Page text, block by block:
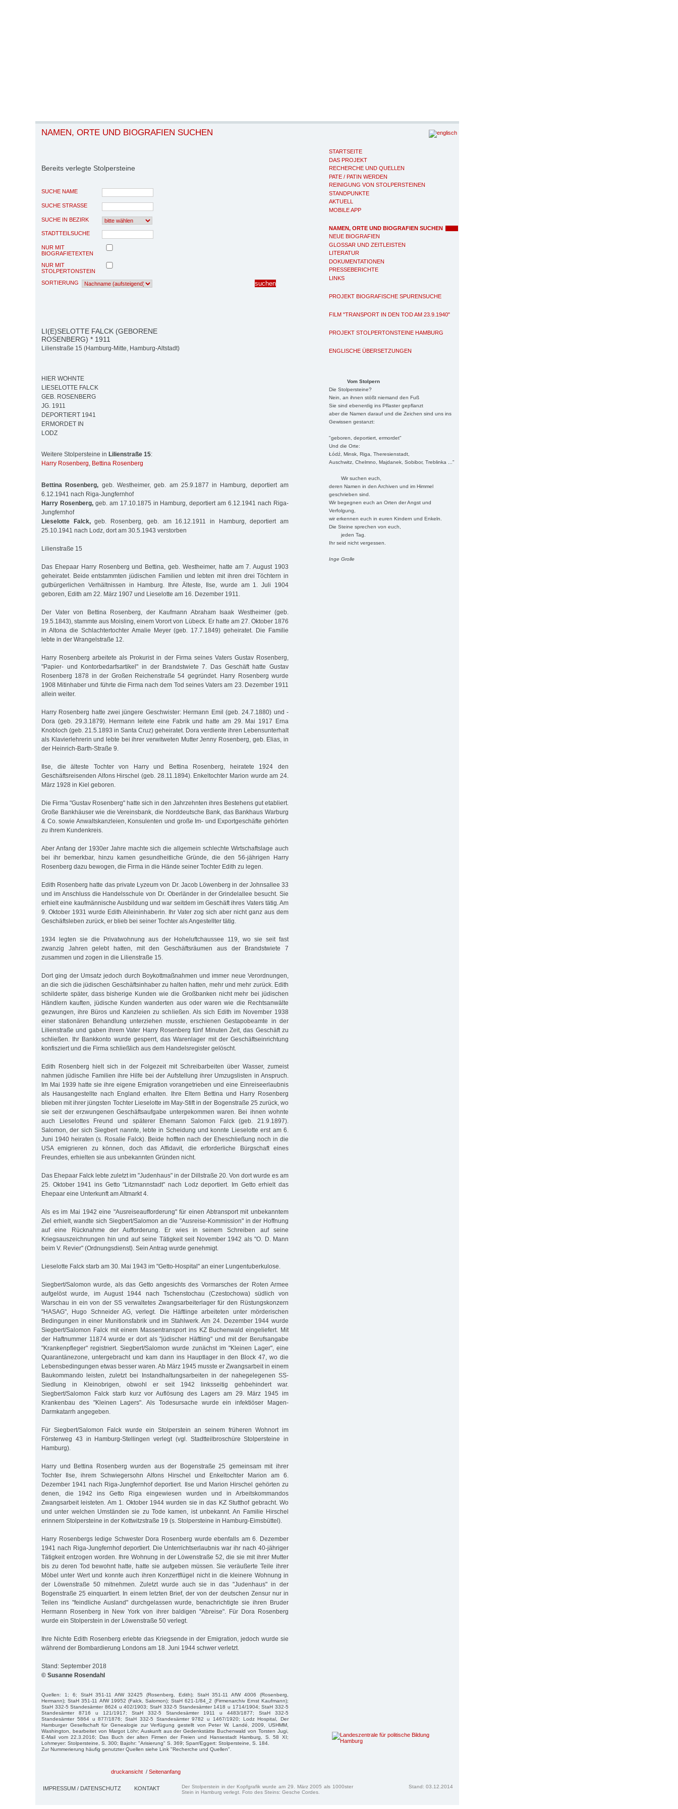
STARTSEITE
DAS PROJEKT
RECHERCHE UND QUELLEN
PATE / PATIN WERDEN
REINIGUNG VON STOLPERSTEINEN
STANDPUNKTE
AKTUELL
MOBILE APP
NAMEN, ORTE UND BIOGRAFIEN SUCHEN
NEUE BIOGRAFIEN
GLOSSAR UND ZEITLEISTEN
LITERATUR
DOKUMENTATIONEN
PRESSEBERICHTE
LINKS
PROJEKT BIOGRAFISCHE SPURENSUCHE
FILM "TRANSPORT IN DEN TOD AM 23.9.1940"
PROJEKT STOLPERTONSTEINE HAMBURG
ENGLISCHE ÜBERSETZUNGEN
Vom Stolpern
Die Stolpersteine?
Nein, an ihnen stößt niemand den Fuß
Sie sind ebenerdig ins Pflaster gepflanzt
aber die Namen darauf und die Zeichen sind uns ins
Gewissen gestanzt:
"geboren, deportiert, ermordet"
Und die Orte:
Łódź, Minsk, Riga, Theresienstadt,
Auschwitz, Chelmno, Majdanek, Sobibor, Treblinka ..."
Wir suchen euch,
deren Namen in den Archiven und im Himmel
geschrieben sind.
Wir begegnen euch an Orten der Angst und
Verfolgung,
wir erkennen euch in euren Kindern und Enkeln.
Die Steine sprechen von euch,
jeden Tag.
Ihr seid nicht vergessen.
Inge Grolle
NAMEN, ORTE UND BIOGRAFIEN SUCHEN
Bereits verlegte Stolpersteine
SUCHE NAME
SUCHE STRASSE
SUCHE IN BEZIRK
STADTTEILSUCHE
NUR MIT
BIOGRAFIETEXTEN
NUR MIT
STOLPERTONSTEIN
SORTIERUNG
LI(E)SELOTTE FALCK (GEBORENE
ROSENBERG) * 1911
Lilienstraße 15 (Hamburg-Mitte, Hamburg-Altstadt)
HIER WOHNTE
LIESELOTTE FALCK
GEB. ROSENBERG
JG. 1911
DEPORTIERT 1941
ERMORDET IN
LODZ
Weitere Stolpersteine in Lilienstraße 15:
Harry Rosenberg, Bettina Rosenberg
Bettina Rosenberg, geb. Westheimer, geb. am 25.9.1877 in Hamburg, deportiert am
6.12.1941 nach Riga-Jungfernhof
Harry Rosenberg,geb. am 17.10.1875 in Hamburg, deportiert am 6.12.1941 nach Riga-
Jungfernhof
Lieselotte Falck,geb. Rosenberg, geb. am 16.12.1911 in Hamburg, deportiert am
25.10.1941 nach Lodz, dort am 30.5.1943 verstorben
Lilienstraße 15
Das Ehepaar Harry Rosenberg und Bettina, geb. Westheimer, hatte am 7. August 1903
geheiratet. Beide entstammten jüdischen Familien und lebten mit ihren drei Töchtern in
gutbürgerlichen Verhältnissen in Hamburg. Ihre Älteste, Ilse, wurde am 1. Juli 1904
geboren, Edith am 22. März 1907 und Lieselotte am 16. Dezember 1911.
Der Vater von Bettina Rosenberg, der Kaufmann Abraham Isaak Westheimer (geb.
19.5.1843), stammte aus Moisling, einem Vorort von Lübeck. Er hatte am 27. Oktober 1876
in Altona die Schlachtertochter Amalie Meyer (geb. 17.7.1849) geheiratet. Die Familie
lebte in der Wrangelstraße 12.
Harry Rosenberg arbeitete als Prokurist in der Firma seines Vaters Gustav Rosenberg,
"Papier- und Kontorbedarfsartikel" in der Brandstwiete 7. Das Geschäft hatte Gustav
Rosenberg 1878 in der Großen Reichenstraße 54 gegründet. Harry Rosenberg wurde
1908 Mitinhaber und führte die Firma nach dem Tod seines Vaters am 23. Dezember 1911
allein weiter.
Harry Rosenberg hatte zwei jüngere Geschwister: Hermann Emil (geb. 24.7.1880) und -
Dora (geb. 29.3.1879). Hermann leitete eine Fabrik und hatte am 29. Mai 1917 Erna
Knobloch (geb. 21.5.1893 in Santa Cruz) geheiratet. Dora verdiente ihren Lebensunterhalt
als Klavierlehrerin und lebte bei ihrer verwitweten Mutter Jenny Rosenberg, geb. Elias, in
der Heinrich-Barth-Straße 9.
Ilse, die älteste Tochter von Harry und Bettina Rosenberg, heiratete 1924 den
Geschäftsreisenden Alfons Hirschel (geb. 28.11.1894). Enkeltochter Marion wurde am 24.
März 1928 in Kiel geboren.
Die Firma "Gustav Rosenberg" hatte sich in den Jahrzehnten ihres Bestehens gut etabliert.
Große Bankhäuser wie die Vereinsbank, die Norddeutsche Bank, das Bankhaus Warburg
& Co. sowie Anwaltskanzleien, Konsulenten und große Im- und Exportgeschäfte gehörten
zu ihrem Kundenkreis.
Aber Anfang der 1930er Jahre machte sich die allgemein schlechte Wirtschaftslage auch
bei ihr bemerkbar, hinzu kamen gesundheitliche Gründe, die den 56-jährigen Harry
Rosenberg dazu bewogen, die Firma in die Hände seiner Tochter Edith zu legen.
Edith Rosenberg hatte das private Lyzeum von Dr. Jacob Löwenberg in der Johnsallee 33
und im Anschluss die Handelsschule von Dr. Oberländer in der Grindelallee besucht. Sie
erhielt eine kaufmännische Ausbildung und war seitdem im Geschäft ihres Vaters tätig. Am
9. Oktober 1931 wurde Edith Alleininhaberin. Ihr Vater zog sich aber nicht ganz aus dem
Geschäftsleben zurück, er blieb bei seiner Tochter als Angestellter tätig.
1934 legten sie die Privatwohnung aus der Hoheluftchaussee 119, wo sie seit fast
zwanzig Jahren gelebt hatten, mit den Geschäftsräumen aus der Brandstwiete 7
zusammen und zogen in die Lilienstraße 15.
Dort ging der Umsatz jedoch durch Boykottmaßnahmen und immer neue Verordnungen,
an die sich die jüdischen Geschäftsinhaber zu halten hatten, mehr und mehr zurück. Edith
schilderte später, dass bisherige Kunden wie die Großbanken nicht mehr bei jüdischen
Händlern kauften, jüdische Kunden wanderten aus oder waren wie die Rechtsanwälte
gezwungen, ihre Büros und Kanzleien zu schließen. Als sich Edith im November 1938
einer stationären Behandlung unterziehen musste, erschienen Gestapobeamte in der
Lilienstraße und gaben ihrem Vater Harry Rosenberg fünf Minuten Zeit, das Geschäft zu
schließen. Ihr Bankkonto wurde gesperrt, das Warenlager mit der Geschäftseinrichtung
konfisziert und die Firma schließlich aus dem Handelsregister gelöscht.
Edith Rosenberg hielt sich in der Folgezeit mit Schreibarbeiten über Wasser, zumeist
nahmen jüdische Familien ihre Hilfe bei der Aufstellung ihrer Umzugslisten in Anspruch.
Im Mai 1939 hatte sie ihre eigene Emigration vorangetrieben und eine Einreiseerlaubnis
als Hausangestellte nach England erhalten. Ihre Eltern Bettina und Harry Rosenberg
blieben mit ihrer jüngsten Tochter Lieselotte im May-Stift in der Bogenstraße 25 zurück, wo
sie seit der erzwungenen Geschäftsaufgabe untergekommen waren. Bei ihnen wohnte
auch Lieselottes Freund und späterer Ehemann Salomon Falck (geb. 21.9.1897).
Salomon, der sich Siegbert nannte, lebte in Scheidung und konnte Lieselotte erst am 6.
Juni 1940 heiraten (s. Rosalie Falck). Beide hofften nach der Eheschließung noch in die
USA emigrieren zu können, doch das Affidavit, die erforderliche Bürgschaft eines
Freundes, erhielten sie aus unbekannten Gründen nicht.
Das Ehepaar Falck lebte zuletzt im "Judenhaus" in der Dillstraße 20. Von dort wurde es am
25. Oktober 1941 ins Getto "Litzmannstadt" nach Lodz deportiert. Im Getto erhielt das
Ehepaar eine Unterkunft am Altmarkt 4.
Als es im Mai 1942 eine "Ausreiseaufforderung" für einen Abtransport mit unbekanntem
Ziel erhielt, wandte sich Siegbert/Salomon an die "Ausreise-Kommission" in der Hoffnung
auf eine Rücknahme der Aufforderung. Er wies in seinem Schreiben auf seine
Kriegsauszeichnungen hin und auf seine Tätigkeit seit November 1942 als "O. D. Mann
beim V. Revier" (Ordnungsdienst). Sein Antrag wurde genehmigt.
Lieselotte Falck starb am 30. Mai 1943 im "Getto-Hospital" an einer Lungentuberkulose.
Siegbert/Salomon wurde, als das Getto angesichts des Vormarsches der Roten Armee
aufgelöst wurde, im August 1944 nach Tschenstochau (Czestochowa) südlich von
Warschau in ein von der SS verwaltetes Zwangsarbeiterlager für den Rüstungskonzern
"HASAG", Hugo Schneider AG, verlegt. Die Häftlinge arbeiteten unter mörderischen
Bedingungen in einer Munitionsfabrik und im Stahlwerk. Am 24. Dezember 1944 wurde
Siegbert/Salomon Falck mit einem Massentransport ins KZ Buchenwald eingeliefert. Mit
der Haftnummer 11874 wurde er dort als "jüdischer Häftling" und mit der Berufsangabe
"Krankenpfleger" registriert. Siegbert/Salomon wurde zunächst im "Kleinen Lager", eine
Quarantänezone, untergebracht und kam dann ins Hauptlager in den Block 47, wo die
Lebensbedingungen etwas besser waren. Ab März 1945 musste er Zwangsarbeit in einem
Baukommando leisten, zuletzt bei Instandhaltungsarbeiten in der nahegelegenen SS-
Siedlung in Kleinobrigen, obwohl er seit 1942 linksseitig gehbehindert war.
Siegbert/Salomon Falck starb kurz vor Auflösung des Lagers am 29. März 1945 im
Krankenbau des "Kleinen Lagers". Als Todesursache wurde ein infektiöser Magen-
Darmkatarrh angegeben.
Für Siegbert/Salomon Falck wurde ein Stolperstein an seinem früheren Wohnort im
Försterweg 43 in Hamburg-Stellingen verlegt (vgl. Stadtteilbroschüre Stolpersteine in
Hamburg).
Harry und Bettina Rosenberg wurden aus der Bogenstraße 25 gemeinsam mit ihrer
Tochter Ilse, ihrem Schwiegersohn Alfons Hirschel und Enkeltochter Marion am 6.
Dezember 1941 nach Riga-Jungfernhof deportiert. Ilse und Marion Hirschel gehörten zu
denen, die 1942 ins Getto Riga eingewiesen wurden und in Arbeitskommandos
Zwangsarbeit leisteten. Am 1. Oktober 1944 wurden sie in das KZ Stutthof gebracht. Wo
und unter welchen Umständen sie zu Tode kamen, ist unbekannt. An Familie Hirschel
erinnern Stolpersteine in der Kottwitzstraße 19 (s. Stolpersteine in Hamburg-Eimsbüttel).
Harry Rosenbergs ledige Schwester Dora Rosenberg wurde ebenfalls am 6. Dezember
1941 nach Riga-Jungfernhof deportiert. Die Unterrichtserlaubnis war ihr nach 40-jähriger
Tätigkeit entzogen worden. Ihre Wohnung in der Löwenstraße 52, die sie mit ihrer Mutter
bis zu deren Tod bewohnt hatte, hatte sie aufgeben müssen. Sie veräußerte Teile ihrer
Möbel unter Wert und konnte auch ihren Konzertflügel nicht in die kleinere Wohnung in
der Löwenstraße 50 mitnehmen. Zuletzt wurde auch sie in das "Judenhaus" in der
Bogenstraße 25 einquartiert. In einem letzten Brief, der von der deutschen Zensur nur in
Teilen ins "feindliche Ausland" durchgelassen wurde, benachrichtigte sie ihren Bruder
Hermann Rosenberg in New York von ihrer baldigen "Abreise". Für Dora Rosenberg
wurde ein Stolperstein in der Löwenstraße 50 verlegt.
Ihre Nichte Edith Rosenberg erlebte das Kriegsende in der Emigration, jedoch wurde sie
während der Bombardierung Londons am 18. Juni 1944 schwer verletzt.
Stand: September 2018
© Susanne Rosendahl
Quellen: 1; 6; StaH 351-11 AfW 32425 (Rosenberg, Edith); StaH 351-11 AfW 4006 (Rosenberg,
Hermann); StaH 351-11 AfW 19952 (Falck, Salomon); StaH 621-1/84_2 (Firmenarchiv Ernst Kaufmann);
StaH 332-5 Standesämter 8624 u 402/1903; StaH 332-5 Standesämter 1418 u 1714/1904; StaH 332-5
Standesämter 8716 u 121/1917; StaH 332-5 Standesämter 1911 u 4483/1877; StaH 332-5
Standesämter 5864 u 877/1876; StaH 332-5 Standesämter 9782 u 1467/1920; Lodz Hospital, Der
Hamburger Gesellschaft für Genealogie zur Verfügung gestellt von Peter W. Landé, 2009, USHMM,
Washington, bearbeitet von Margot Löhr; Auskunft aus der Gedenkstätte Buchenwald von Torsten Jugi,
E-Mail vom 22.3.2016; Das Buch der alten Firmen der Freien und Hansestadt Hamburg, S. 58 XI;
Lohmeyer: Stolpersteine, S. 300; Bajohr: "Arisierung" S. 369; Sparr/Eggert: Stolpersteine, S. 184.
Zur Nummerierung häufig genutzter Quellen siehe Link "Recherche und Quellen".
druckansicht / Seitenanfang
IMPRESSUM / DATENSCHUTZ KONTAKT
Der Stolperstein in der Kopfgrafik wurde am 29. März 2005 als 1000ster
Stein in Hamburg verlegt. Foto des Steins: Gesche Cordes.
Stand: 03.12.2014